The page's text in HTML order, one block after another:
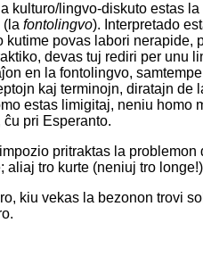
kulturo/lingvo-diskuto estas
(lafontolingvo). Interpretado
kutime povas labori
devas tuj rediri per
en la fontolingvo,
kaj terminojn, diratajn
estas limigitaj, neniu homo
pri Esperanto.
pritraktas la
aliaj tro kurte (neniuj tro
kiu vekas la bezonon trovi